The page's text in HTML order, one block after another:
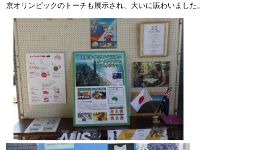
京オリンピックのトーチも展示され、大いに賑わいました。